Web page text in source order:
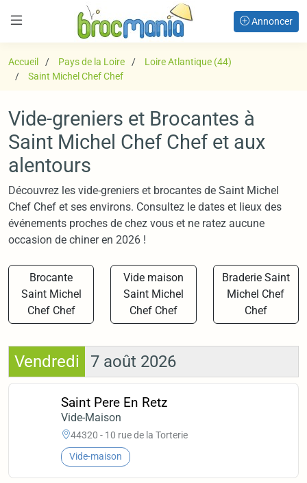
Annoncer
Accueil Pays de la Loire
Loire Atlantique (44)
Saint Michel Chef Chef
Vide-greniers et Brocantes à
Saint Michel Chef Chef et aux
alentours
Découvrez les vide-greniers et brocantes de Saint Michel
Chef Chef et ses environs. Consultez le dates et lieux des
événements proches de chez vous et ne ratez aucune
occasion de chiner en 2026 !
Brocante
Saint Michel
Chef Chef
Vide maison
Saint Michel
Chef Chef
Braderie Saint
Michel Chef
Chef
Vendredi 7 août 2026
Saint Pere En Retz
Vide-Maison
44320 - 10 rue de la Torterie
Vide-maison